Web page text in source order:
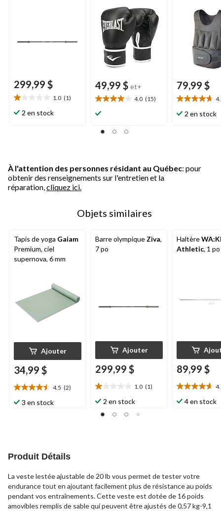
299,99 $
1.0 (1)
1.0
étoile(s)
2 en stock
49,99 $ et+
4.0 (15)
4.0
étoile(s)
5.
79,99 $
4.7
étoile(s)
2 en stock
À l'attention des personnes résidant au Québec: pour
obtenir des renseignements sur l'entretien et la
réparation, cliquez ici.
Objets similaires
Tapis de yoga Gaiam
Premium, ciel
supernova, 6 mm
Ajouter
34,99 $
4.5 (2)
4.5
étoile(s)
3 en stock
Barre olympique Ziva,
7 po
Ajouter
299,99 $
1.0 (1)
1.0
étoile(s)
2 en stock
Haltère
Athletic, 1 po
89,99 $
4.7
étoile(s)
4 en stock
Produit Détails
La veste lestée ajustable de 20 lb vous permet de tester votre
endurance tout en ajoutant facilement plus de résistance au poids
pendant vos entraînements. Cette veste est dotée de 16 poids
amovibles remplis de sable qui peuvent être ajustés de 0,57 kg-9,1